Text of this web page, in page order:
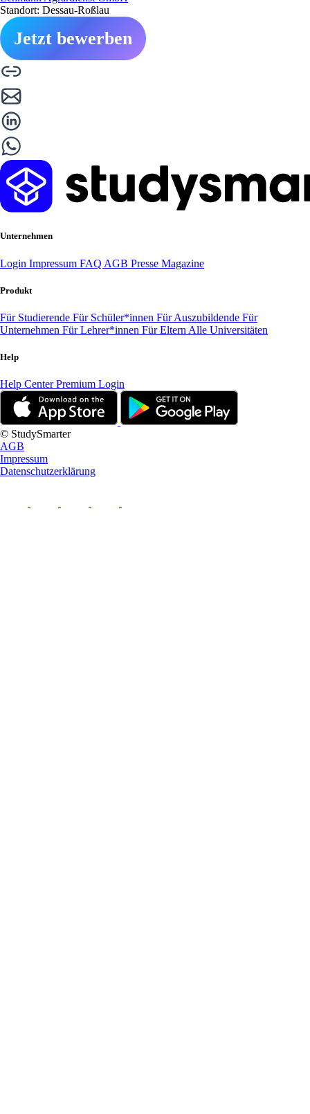
Standort: Dessau-Roßlau
Jetzt bewerben
Unternehmen
Login Impressum FAQ AGB Presse Magazine
Produkt
Für Studierende Für Schüler*innen Für Auszubildende Für
Unternehmen Für Lehrer*innen Für Eltern Alle Universitäten
Help
Help CenterPremium Login
© StudySmarter
AGB
Impressum
Datenschutzerklärung